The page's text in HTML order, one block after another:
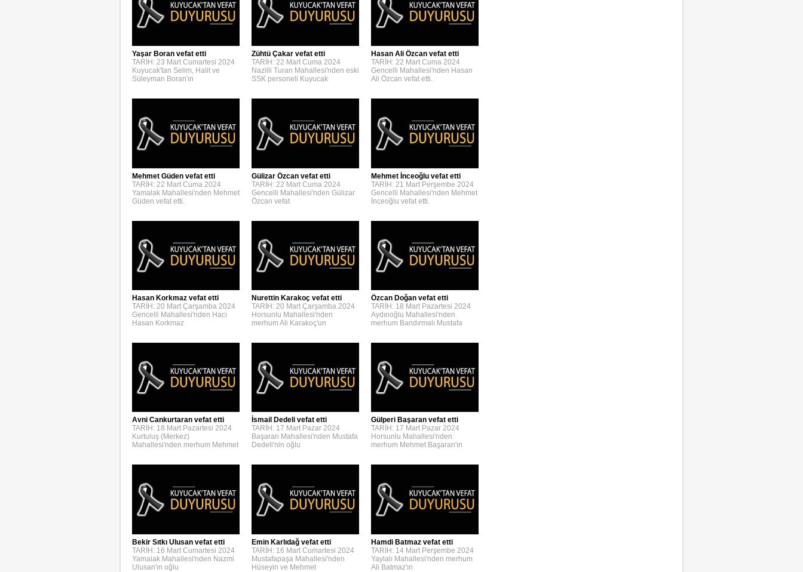
Yaşar Boran vefat etti
TARİH: 23 Mart Cumartesi 2024
Kuyucak'tan Selim, Halit ve
Süleyman Boran'ın
Zühtü Çakar vefat etti
TARİH: 22 Mart Cuma 2024
Nazilli Turan Mahallesi'nden eski
SSK personeli Kuyucak
Hasan Ali Özcan vefat etti
TARİH: 22 Mart Cuma 2024
Gencelli Mahallesi'nden Hasan
Ali Özcan vefat etti.
Mehmet Güden vefat etti
TARİH: 22 Mart Cuma 2024
Yamalak Mahallesi'nden Mehmet
Güden vefat etti.
Gülizar Özcan vefat etti
TARİH: 22 Mart Cuma 2024
Gencelli Mahallesi'nden Gülizar
Özcan vefat
Mehmet İnceoğlu vefat etti
TARİH: 21 Mart Perşembe 2024
Gencelli Mahallesi'nden Mehmet
İnceoğlu vefat etti.
Hasan Korkmaz vefat etti
TARİH: 20 Mart Çarşamba 2024
Gencelli Mahallesi'nden Hacı
Hasan Korkmaz
Nurettin Karakoç vefat etti
TARİH: 20 Mart Çarşamba 2024
Horsunlu Mahallesi'nden
merhum Ali Karakoç'un
Özcan Doğan vefat etti
TARİH: 18 Mart Pazartesi 2024
Aydınoğlu Mahallesi'nden
merhum Bandırmalı Mustafa
Avni Cankurtaran vefat etti
TARİH: 18 Mart Pazartesi 2024
Kurtuluş (Merkez)
Mahallesi'nden merhum Mehmet
İsmail Dedeli vefat etti
TARİH: 17 Mart Pazar 2024
Başaran Mahallesi'nden Mustafa
Dedeli'nin oğlu
Gülperi Başaran vefat etti
TARİH: 17 Mart Pazar 2024
Horsunlu Mahallesi'nden
merhum Mehmet Başaran'ın
Bekir Sıtkı Ulusan vefat etti
TARİH: 16 Mart Cumartesi 2024
Yamalak Mahallesi'nden Nazmi
Ulusan'ın oğlu
Emin Karlıdağ vefat etti
TARİH: 16 Mart Cumartesi 2024
Mustafapaşa Mahallesi'nden
Hüseyin ve Mehmet
Hamdi Batmaz vefat etti
TARİH: 14 Mart Perşembe 2024
Yaylalı Mahallesi'nden merhum
Ali Batmaz'ın